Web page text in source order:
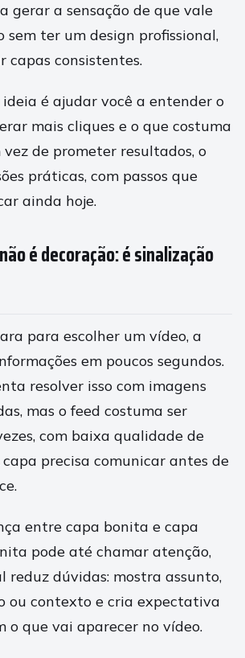
gerar a sensação de que vale
sem ter um design profissional,
capas consistentes.
é ajudar você a entender o
mais cliques e o que costuma
de prometer resultados, o
práticas, com passos que
ainda hoje.
é decoração: é sinalização
para escolher um vídeo, a
em poucos segundos.
resolver isso com imagens
mas o feed costuma ser
com baixa qualidade de
precisa comunicar antes de
entre capa bonita e capa
pode até chamar atenção,
reduz dúvidas: mostra assunto,
ou contexto e cria expectativa
o que vai aparecer no vídeo.